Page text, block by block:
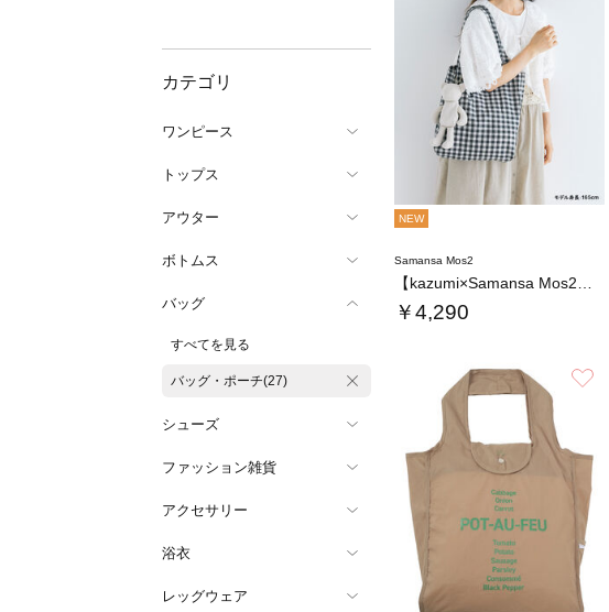
カテゴリ
ワンピース
トップス
アウター
ボトムス
バッグ
すべてを見る
バッグ・ポーチ(27)
シューズ
ファッション雑貨
アクセサリー
浴衣
レッグウェア
NEW
Samansa Mos2
￥4,290